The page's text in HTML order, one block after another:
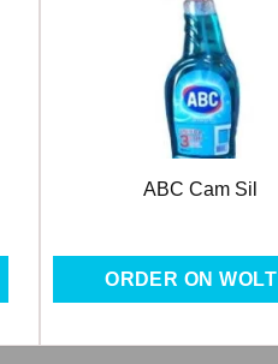
ABC Cam Sil
ORDER ON WOLT